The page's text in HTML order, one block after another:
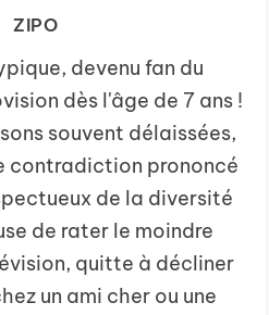
ZIPO
devenu fan du
dès l'âge de 7 ans !
souvent délaissées,
contradiction prononcé
de la diversité
de rater le moindre
quitte à décliner
un ami cher ou une